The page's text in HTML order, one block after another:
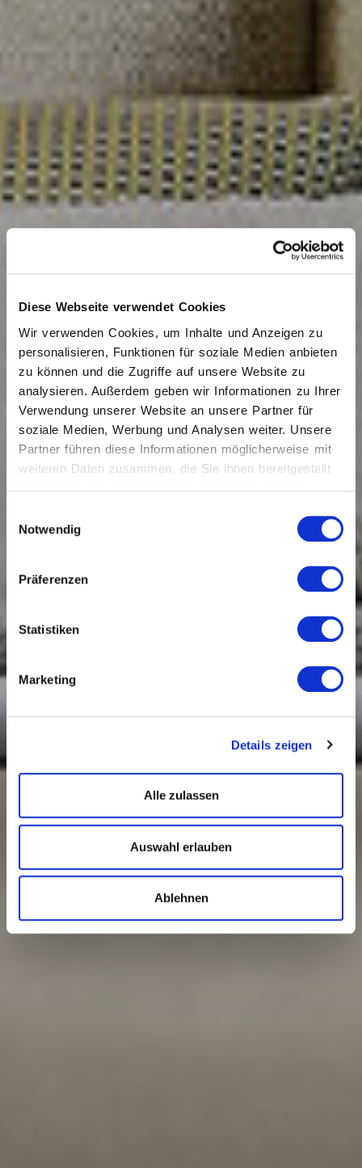
Diese Webseite verwendet Cookies
Wir verwenden Cookies, um Inhalte und Anzeigen zu
personalisieren, Funktionen für soziale Medien anbieten
zu können und die Zugriffe auf unsere Website zu
analysieren. Außerdem geben wir Informationen zu Ihrer
Verwendung unserer Website an unsere Partner für
soziale Medien, Werbung und Analysen weiter. Unsere
Partner führen diese Informationen möglicherweise mit
weiteren Daten zusammen, die Sie ihnen bereitgestellt
Notwendig
Präferenzen
Statistiken
Marketing
Details zeigen
Alle zulassen
Auswahl erlauben
Ablehnen